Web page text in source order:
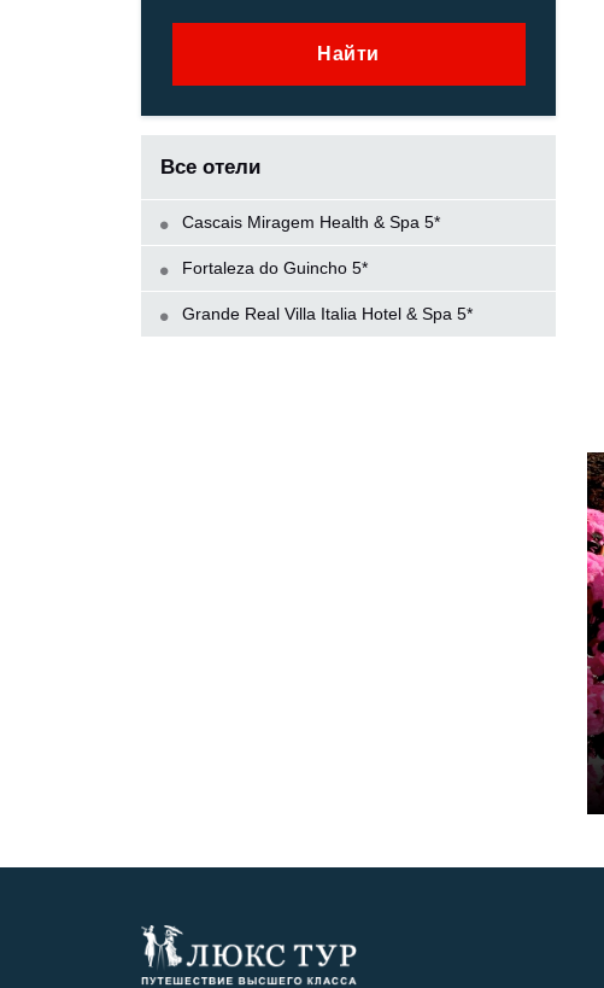
Найти
Все отели
Cascais Miragem Health & Spa 5*
Fortaleza do Guincho 5*
Grande Real Villa Italia Hotel & Spa 5*